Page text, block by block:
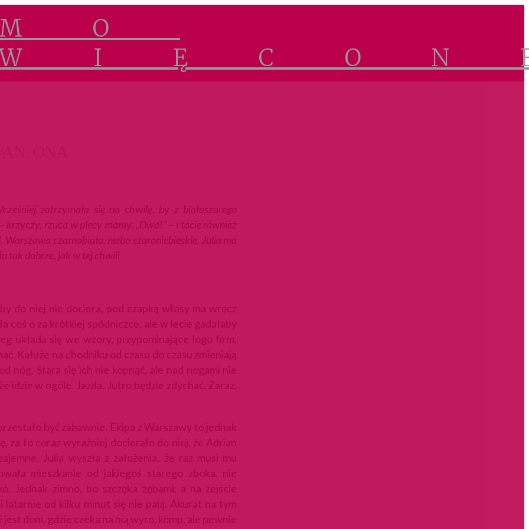
ONA
zatrzymała się na chwilę, by z białoszarego
krzyczy, rzuca w plecy mamy. „Dwa!” – i tacie również
czarnobiała, niebo szaroniebieskie. Julia ma
tak dobrze, jak w tej chwili
do niej nie dociera, pod czapką włosy ma wręcz
coś o za krótkiej spódniczce, ale w lecie gadałaby
układa się we wzory, przypominające logo firm,
Kałuże na chodniku od czasu do czasu zmieniają
nóg. Stara się ich nie kopnąć, ale nad nogami nie
idzie w ogóle. Jazda. Jutro będzie zdychać. Zaraz,
być zabawnie. Ekipa z Warszawy to jednak
za to coraz wyraźniej docierało do niej, że Adrian
Julia wyszła z założenia, że raz musi mu
mieszkanie od jakiegoś starego zboka, nie
Jednak zimno, bo szczęka zębami, a na zejście
latarnie od kilku minut się nie palą. Akurat na tym
dom, gdzie czeka na nią wyro, komp, ale pewnie